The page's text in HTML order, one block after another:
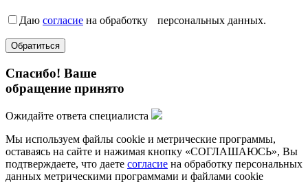
Даю согласие на обработку персональных данных.
Спасибо! Ваше
обращение принято
Ожидайте ответа специалиста
Мы используем файлы cookie и метрические программы,
оставаясь на сайте и нажимая кнопку «СОГЛАШАЮСЬ», Вы
подтверждаете, что даете согласие на обработку персональных
данных метрическими программами и файлами cookie